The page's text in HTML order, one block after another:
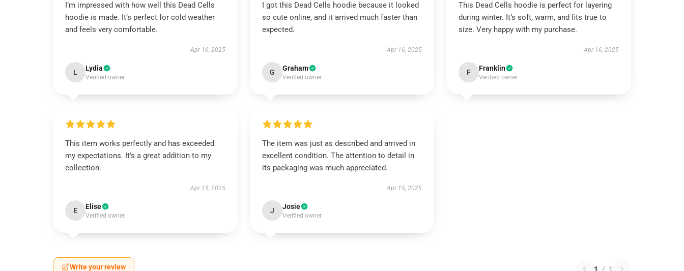
I’m impressed with how well this Dead Cells
hoodie is made. It’s perfect for cold weather
and feels very comfortable.
Apr 16, 2025
L Lydia
Verified owner
I got this Dead Cells hoodie because it looked
so cute online, and it arrived much faster than
expected.
Apr 16, 2025
G Graham
Verified owner
This Dead Cells hoodie is perfect for layering
during winter. It’s soft, warm, and fits true to
size. Very happy with my purchase.
Apr 16, 2025
F Franklin
Verified owner
This item works perfectly and has exceeded
my expectations. It’s a great addition to my
collection.
Apr 15, 2025
E Elise
Verified owner
The item was just as described and arrived in
excellent condition. The attention to detail in
its packaging was much appreciated.
Apr 15, 2025
J Josie
Verified owner
Write your review 1 / 1